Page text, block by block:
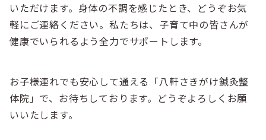
いただけます。身体の不調を感じたとき、どうぞお気
軽にご連絡ください。私たちは、子育て中の皆さんが
健康でいられるよう全力でサポートします。
お子様連れでも安心して通える「八軒さきがけ鍼灸整
体院」で、お待ちしております。どうぞよろしくお願
いいたします。